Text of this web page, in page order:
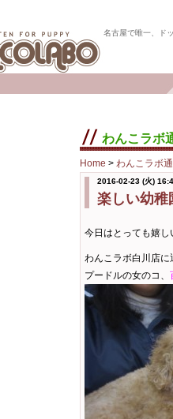
名古屋で唯一、ド
わんこラボ
Home > わんこラボ
2016-02-23 (火)
楽しい幼稚
今日はとっても嬉
わんこラボ白川店
プードルの女のコ、